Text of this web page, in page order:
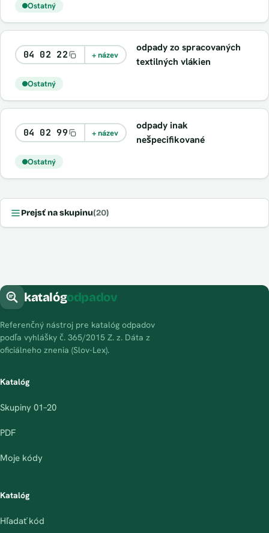
Ostatný
04 02 22 + název
odpady zo spracovaných
textilných vlákien
Ostatný
04 02 99 + název
odpady inak
nešpecifikované
Ostatný
Prejsť na skupinu(20)
katalógodpadov
Referenčný nástroj pre katalóg odpadov
podľa vyhlášky č. 365/2015 Z. z. Dáta z
oficiálneho znenia (Slov-Lex).
Katalóg
Skupiny 01–20
PDF
Moje kódy
Katalóg
Hľadať kód